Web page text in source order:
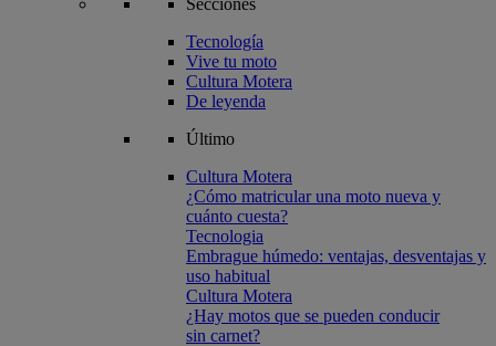
Secciones
Tecnología
Vive tu moto
Cultura Motera
De leyenda
Último
Cultura Motera
¿Cómo matricular una moto nueva y
cuánto cuesta?
Tecnologia
Embrague húmedo: ventajas, desventajas y
uso habitual
Cultura Motera
¿Hay motos que se pueden conducir
sin carnet?